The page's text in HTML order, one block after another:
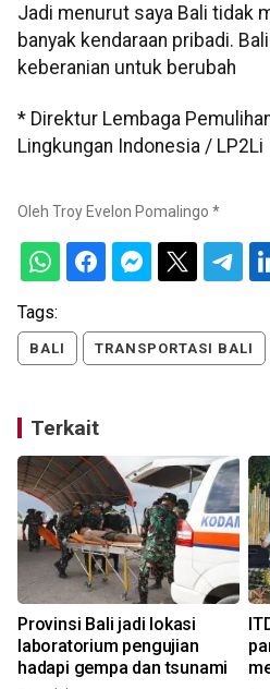
Jadi menurut saya Bali tidak
banyak kendaraan pribadi.
keberanian untuk berubah
* Direktur Lembaga
Lingkungan Indonesia / LP2Li
Oleh Troy Evelon Pomalingo *
Tags:
BALI TRANSPORTASI BALI
Terkait
Provinsi Bali jadi lokasi
laboratorium pengujian
hadapi gempa dan tsunami